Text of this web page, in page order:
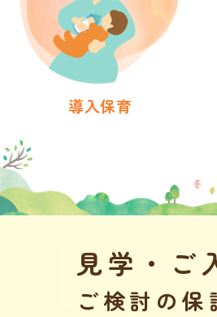
導入保育
見学・ご
ご検討の保